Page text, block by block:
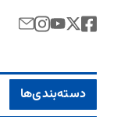
دسته‌بندی‌ها